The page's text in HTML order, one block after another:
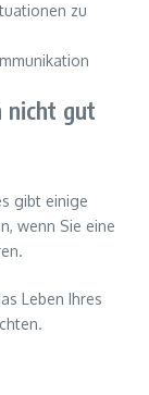
zu
nicht gut
gibt einige
wenn Sie eine
Leben Ihres